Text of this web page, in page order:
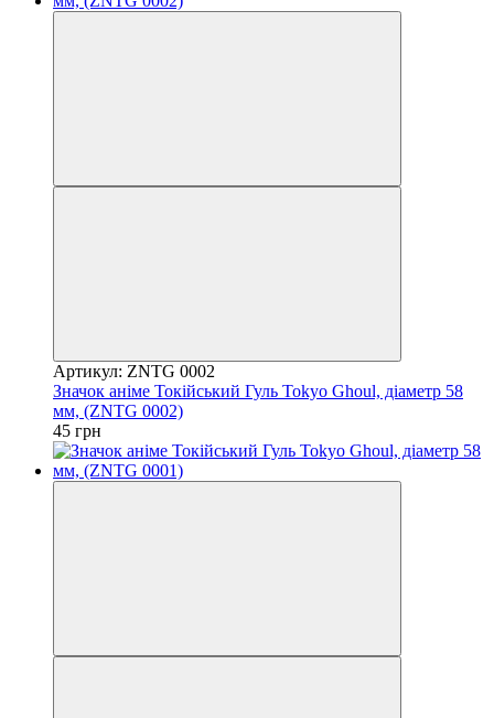
Артикул: ZNTG 0002
Значок аніме Токійський Гуль Tokyo Ghoul, діаметр 58
мм, (ZNTG 0002)
45 грн